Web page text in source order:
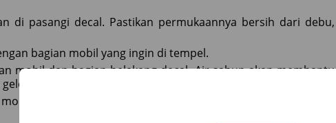
di pasangi decal. Pastikan permukaannya bersih dari debu,
bagian mobil yang ingin di tempel.
mobil dan bagian belakang decal. Air sabun akan membantu
udara.
Posisikan decal dengan hati-hati agar sesuai dengan